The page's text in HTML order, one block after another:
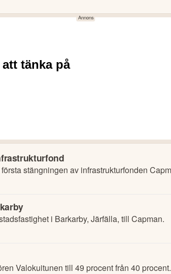
stängningen av infrastrukturfonden
i Barkarby, Järfälla, till Capman.
Valokuitunen till 49 procent från 40 procent.